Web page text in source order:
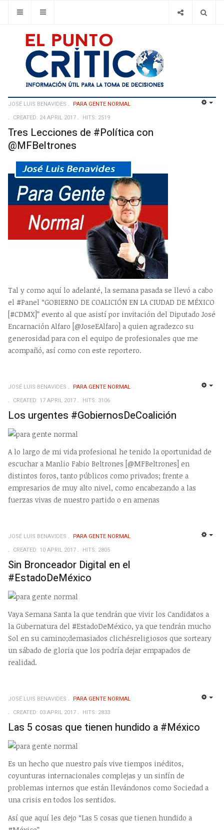
JOSÉ LUIS BENAVIDES
PARA GENTE NORMAL
CREATED: 24 APRIL 2017
HITS: 2519
Tres Lecciones de #Política con
@MFBeltrones
Tal y como aquí lo adelanté, la semana pasada se llevó a cabo
el #Panel “GOBIERNO DE COALICIÓN EN LA CIUDAD DE MÉXICO
[#CDMX]” evento al que asistí por invitación del Diputado José
Encarnación Alfaro [@JoseEAlfaro] a quien agradezco su
generosidad para con el equipo de profesionales que me
acompañó, así como con este reportero.
JOSÉ LUIS BENAVIDES
PARA GENTE NORMAL
CREATED: 17 APRIL 2017
HITS: 3106
Los urgentes #GobiernosDeCoalición
A lo largo de mi vida profesional he tenido la oportunidad de
escuchar a Manlio Fabio Beltrones [@MFBeltrones] en
distintos foros, tanto públicos como privados; frente a
empresarios de muy alto nivel, como encabezando a las
fuerzas vivas de nuestro partido o en amenas
JOSÉ LUIS BENAVIDES
PARA GENTE NORMAL
CREATED: 10 APRIL 2017
HITS: 2805
Sin Bronceador Digital en el
#EstadoDeMéxico
Vaya Semana Santa la que tendrán que vivir los Candidatos a
la Gubernatura del #EstadoDeMéxico, ya que tendrán mucho
Sol en su camino;demasiados clichésreligiosos que sorteary
un sábado de gloria que los podría dejar empapados de
realidad.
JOSÉ LUIS BENAVIDES
PARA GENTE NORMAL
CREATED: 03 APRIL 2017
HITS: 2833
Las 5 cosas que tienen hundido a #México
Es un hecho que nuestro país vive tiempos inéditos,
coyunturas internacionales complejas y un sinfín de
problemas internos que están llevándonos como Sociedad a
una crisis en todos los sentidos.
Así que aquí les dejo “Las 5 cosas que tienen hundido a